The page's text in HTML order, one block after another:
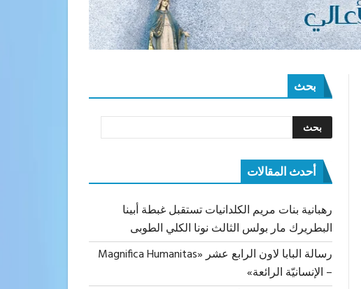
بحث
أحدث المقالات
رهبانية بنات مريم الكلدانيات تستقبل غبطة أبينا
البطريرك مار بولس الثالث نونا الكلي الطوبى
رسالة البابا لاون الرابع عشر «Magnifica Humanitas
– الإنسانيّة الرائعة»